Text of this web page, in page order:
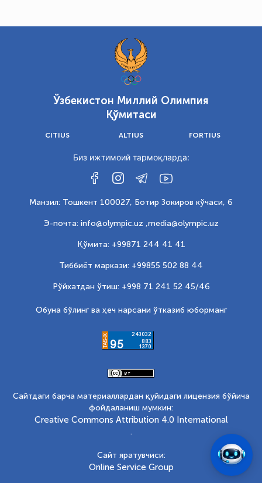
Ўзбекистон Миллий Олимпия
Қўмитаси
CITIUS ALTIUS FORTIUS
Биз ижтимоий тармоқларда:
Манзил: Тошкент 100027, Ботир Зокиров кўчаси, 6
Э-почта: info@olympic.uz ,media@olympic.uz
Қўмита: +99871 244 41 41
Тиббиёт маркази: +99855 502 88 44
Рўйхатдан ўтиш: +998 71 241 52 45/46
Обуна бўлинг ва ҳеч нарсани ўтказиб юборманг
Сайтдаги барча материаллардан қуйидаги лицензия бўйича
фойдаланиш мумкин:
Creative Commons Attribution 4.0 International
.
Сайт яратувчиси:
Online Service Group